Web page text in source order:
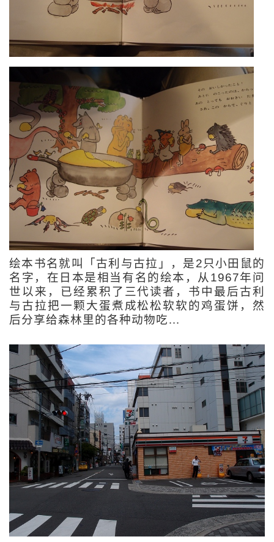
绘本书名就叫「古利与古拉」，是2只小田鼠的
名字，在日本是相当有名的绘本，从1967年问
世以来，已经累积了三代读者，书中最后古利
与古拉把一颗大蛋煮成松松软软的鸡蛋饼，然
后分享给森林里的各种动物吃…